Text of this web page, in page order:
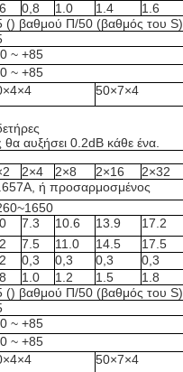
0,8 1.0 1.4 1.6
() βαθμού Π/50 (βαθμός του S)
~ +85
~ +85
50×7×4
αυξήσει 0.2dB κάθε ένα.
2×4 2×8 2×16 2×32
ή προσαρμοσμένος
7.3 10.6 13.9 17.2
7.5 11.0 14.5 17.5
0,3 0,3 0,3 0,3
1.0 1.2 1.5 1.8
() βαθμού Π/50 (βαθμός του S)
~ +85
~ +85
50×7×4